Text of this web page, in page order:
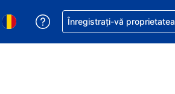
Moneda actuală este Dolar
Alegeți limba. Limba actuală este
Primiți asistență cu privire
Înregistrați-vă proprietatea